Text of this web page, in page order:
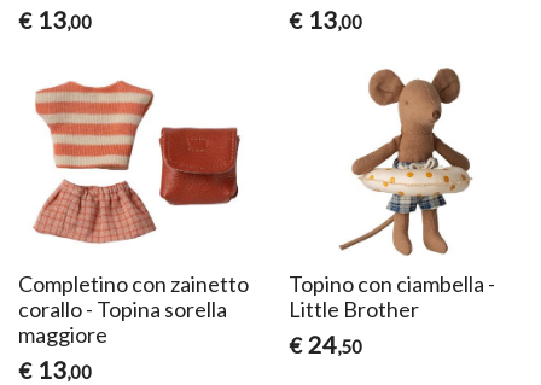
€ 13,00
€ 13,00
Completino con zainetto
corallo - Topina sorella
maggiore
€ 13,00
Topino con ciambella -
Little Brother
€ 24,50